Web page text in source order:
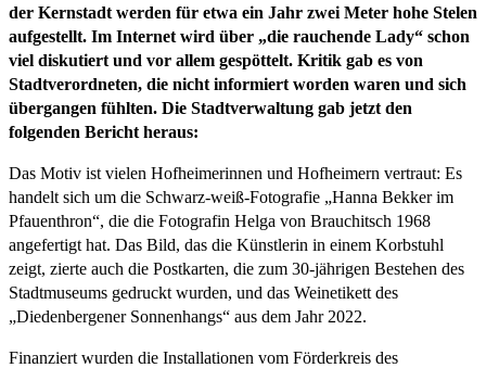
der Kernstadt werden für etwa ein Jahr zwei Meter hohe Stelen
aufgestellt. Im Internet wird über „die rauchende Lady“ schon
viel diskutiert und vor allem gespöttelt. Kritik gab es von
Stadtverordneten, die nicht informiert worden waren und sich
übergangen fühlten. Die Stadtverwaltung gab jetzt den
folgenden Bericht heraus:
Das Motiv ist vielen Hofheimerinnen und Hofheimern vertraut: Es
handelt sich um die Schwarz-weiß-Fotografie „Hanna Bekker im
Pfauenthron“, die die Fotografin Helga von Brauchitsch 1968
angefertigt hat. Das Bild, das die Künstlerin in einem Korbstuhl
zeigt, zierte auch die Postkarten, die zum 30-jährigen Bestehen des
Stadtmuseums gedruckt wurden, und das Weinetikett des
„Diedenbergener Sonnenhangs“ aus dem Jahr 2022.
Finanziert wurden die Installationen vom Förderkreis des